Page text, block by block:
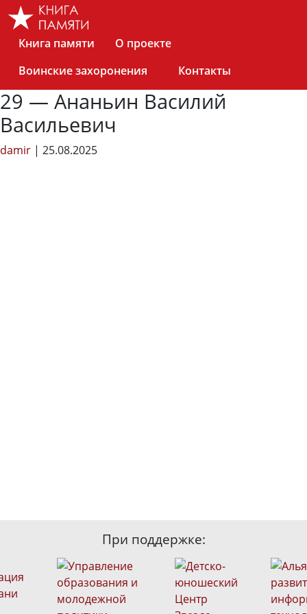
Skip
Книга памяти
О проекте
Воинские захоронения
Контакты
29 — Ананьин Василий
Васильевич
damir | 25.08.2025
При поддержке: